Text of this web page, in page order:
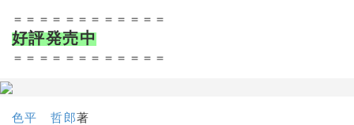
＝＝＝＝＝＝＝＝＝＝＝＝
好評発売中
＝＝＝＝＝＝＝＝＝＝＝＝
色平 哲郎著